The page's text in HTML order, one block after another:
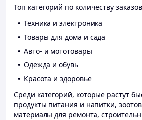
Топ категорий по количеству
Техника и электроника
Товары для дома и сада
Авто- и мототовары
Одежда и обувь
Красота и здоровье
Среди категорий, которые растут
продукты питания и напитки,
материалы для ремонта,